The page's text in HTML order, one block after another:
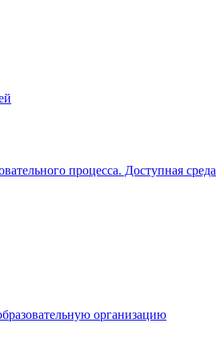
процесса. Доступная среда
организацию